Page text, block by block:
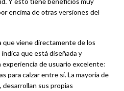
encima de otras versiones del
que viene directamente de los
que está diseñada y
experiencia de usuario excelente:
para calzar entre sí. La mayoría de
sus propias